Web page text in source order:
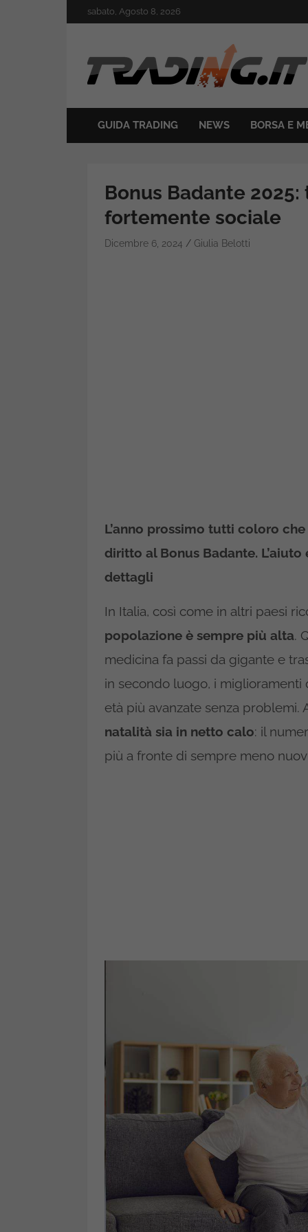
to
sabato, Agosto 8, 2026
Trading.it
GUIDA TRADING NEWS BORSA E
Bonus Badante
fortemente sociale
Dicembre 6, 2024 Giulia Belotti
L’anno prossimo tutti coloro
diritto al Bonus Badante.
dettagli
In Italia, così come in altri paesi
popolazione è sempre più alta.
medicina fa passi da gigante e
in secondo luogo, i
età più avanzate senza problemi.
natalità sia in netto calo: il
più a fronte di sempre meno